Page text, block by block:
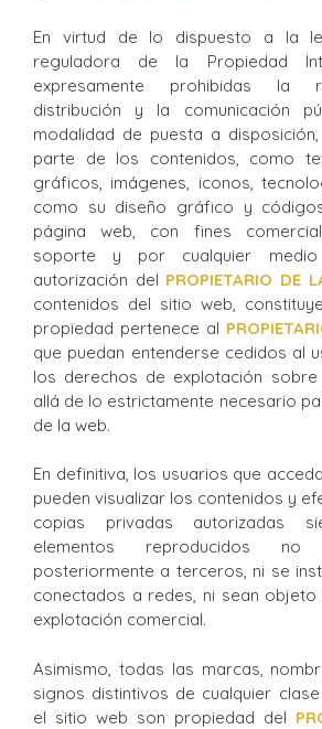
En virtud de lo dispuesto a la
reguladora de la Propiedad
expresamente prohibidas la
distribución y la comunicación
modalidad de puesta a
parte de los contenidos, como
gráficos, imágenes, iconos,
como su diseño gráfico y
página web, con fines
soporte y por cualquier
autorización del PROPIETARIO DE
contenidos del sitio web,
propiedad pertenece al
que puedan entenderse cedidos al
los derechos de explotación
allá de lo estrictamente necesario
de la web.
En definitiva, los usuarios que
pueden visualizar los contenidos y
copias privadas autorizadas
elementos reproducidos
posteriormente a terceros, ni se
conectados a redes, ni sean
explotación comercial.
Asimismo, todas las marcas,
signos distintivos de cualquier
el sitio web son propiedad del